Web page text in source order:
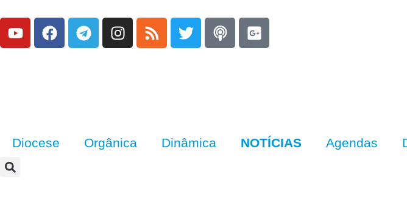
Diocese Orgânica Dinâmica NOTÍCIAS Agendas